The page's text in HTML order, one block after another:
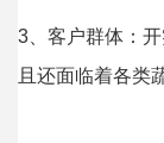
3、客户群体：
且还面临着各类